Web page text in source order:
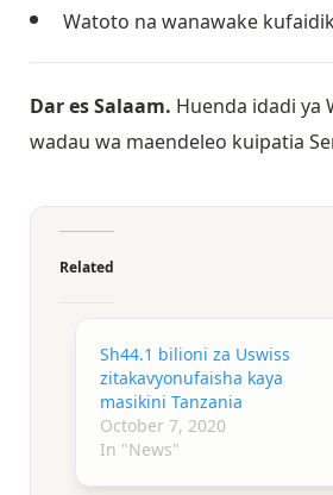
Watoto na wanawake
Dar es Salaam. Huenda idadi ya
wadau wa maendeleo kuipatia
Related
Sh44.1 bilioni za Uswiss
zitakavyonufaisha kaya
masikini Tanzania
October 7, 2020
In "News"